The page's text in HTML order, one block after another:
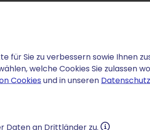
für Sie zu verbessern sowie Ihnen
welche Cookies Sie zulassen
Cookies und in unseren
Daten an Drittländer zu.
hat
die